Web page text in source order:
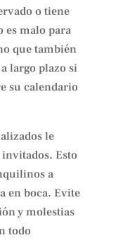
o tiene
es malo para
que también
largo plazo si
su calendario
le
Esto
a
en boca. Evite
y molestias
todo